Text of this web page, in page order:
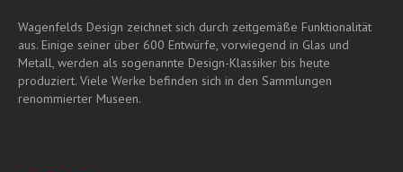
Wagenfelds Design zeichnet sich durch zeitgemäße Funktionalität
aus. Einige seiner über 600 Entwürfe, vorwiegend in Glas und
Metall, werden als sogenannte Design-Klassiker bis heute
produziert. Viele Werke befinden sich in den Sammlungen
renommierter Museen.